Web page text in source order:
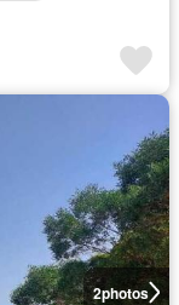
2photos